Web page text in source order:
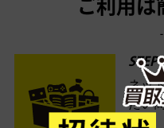
ご利用は
ネッ
たい
す。